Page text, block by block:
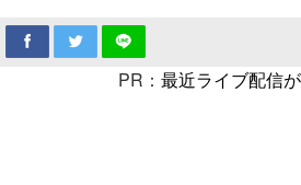
PR： 最近ライブ配信